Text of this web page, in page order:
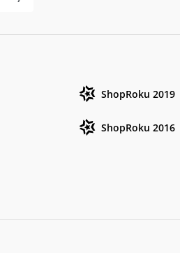
ShopRoku 2019
ShopRoku 2016